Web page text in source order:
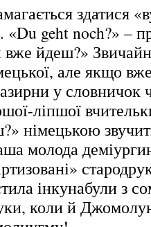
здатися
geht noch?» –
вже йдеш?»
але якщо
у словничок
ліпшої
німецькою
молода
інкунабули з
коли й